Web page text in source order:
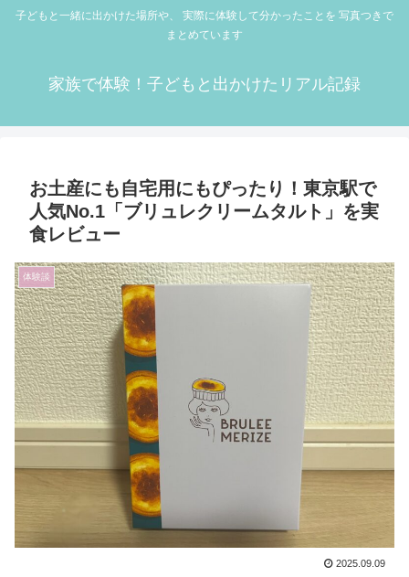
子どもと一緒に出かけた場所や、 実際に体験して分かったことを 写真つきで
まとめています
家族で体験！子どもと出かけたリアル記録
お土産にも自宅用にもぴったり！東京駅で
人気No.1「ブリュレクリームタルト」を実
食レビュー
体験談
2025.09.09